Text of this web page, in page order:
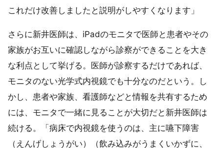
これだけ改善しましたと説明がしやすくなります」
さらに新井医師は、iPadのモニタで医師と患者やその
家族がお互いに確認しながら診察ができることを大き
な利点として挙げる。医師が診察するだけであれば、
モニタのない光学式内視鏡でも十分なのだという。し
かし、患者や家族、看護師などと情報を共有するため
には、モニタで一緒に見ることが大切だと新井医師は
続ける。「病床で内視鏡を使うのは、主に嚥下障害
（えんげしょうがい）（飲み込みがうまくいかずに、